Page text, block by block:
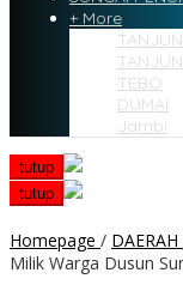
+ More
TEBO
DUMAI
Jambi
tutup
tutup
Homepage / DAERAH
Milik Warga Dusun